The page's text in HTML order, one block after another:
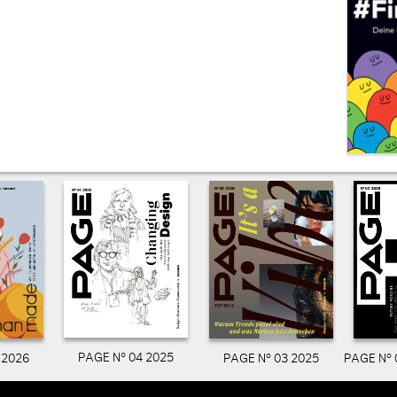
2026 PAGE N° 04 2025 PAGE N° 03 2025 PAGE